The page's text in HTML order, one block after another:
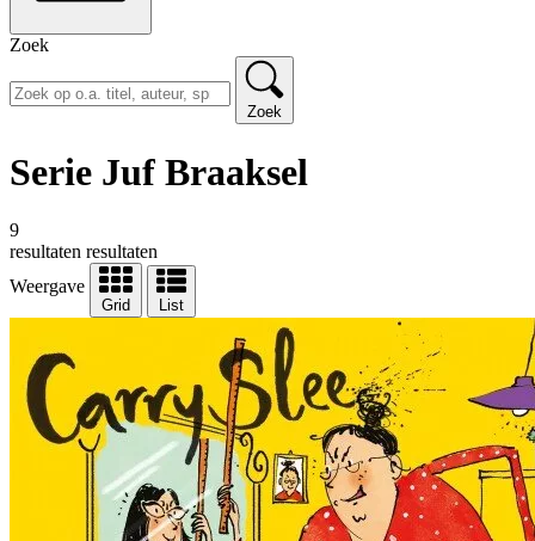
Zoek
Zoek
Serie Juf Braaksel
9
resultaten resultaten
Weergave
Grid List